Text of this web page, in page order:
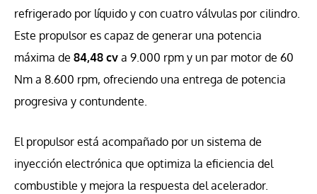
refrigerado por líquido y con cuatro válvulas por cilindro.
Este propulsor es capaz de generar una potencia
máxima de 84,48 cv a 9.000 rpm y un par motor de 60
Nm a 8.600 rpm, ofreciendo una entrega de potencia
progresiva y contundente.
El propulsor está acompañado por un sistema de
inyección electrónica que optimiza la eficiencia del
combustible y mejora la respuesta del acelerador.